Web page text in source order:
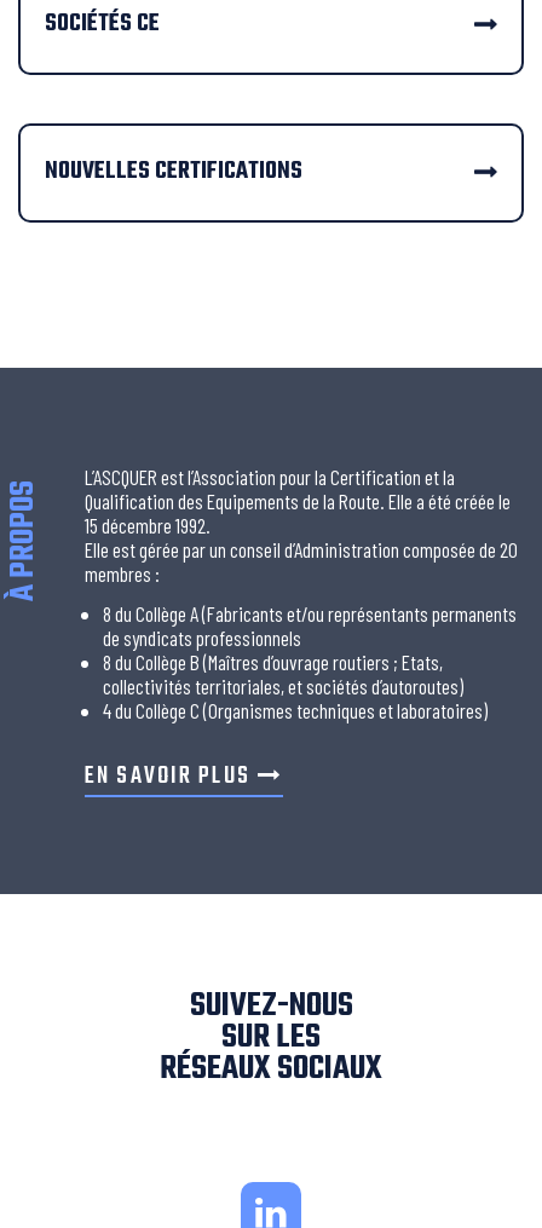
SOCIÉTÉS CE
NOUVELLES CERTIFICATIONS
À PROPOS
L’ASCQUER est l’Association pour la Certification et la
Qualification des Equipements de la Route. Elle a été créée le
15 décembre 1992.
Elle est gérée par un conseil d’Administration composée de 20
membres :
8 du Collège A (Fabricants et/ou représentants permanents
de syndicats professionnels
8 du Collège B (Maîtres d’ouvrage routiers ; Etats,
collectivités territoriales, et sociétés d’autoroutes)
4 du Collège C (Organismes techniques et laboratoires)
EN SAVOIR PLUS
SUIVEZ-NOUS
SUR LES
RÉSEAUX SOCIAUX